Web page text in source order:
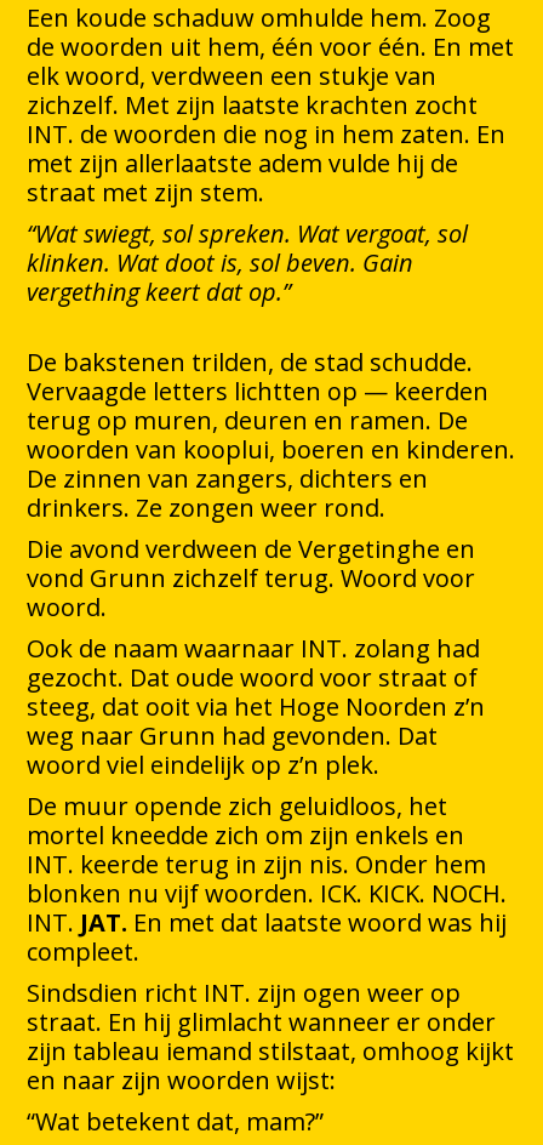
Een koude schaduw omhulde hem. Zoog
de woorden uit hem, één voor één. En met
elk woord, verdween een stukje van
zichzelf. Met zijn laatste krachten zocht
INT. de woorden die nog in hem zaten. En
met zijn allerlaatste adem vulde hij de
straat met zijn stem.
“Wat swiegt, sol spreken. Wat vergoat, sol
klinken. Wat doot is, sol beven. Gain
vergething keert dat op.”
De bakstenen trilden, de stad schudde.
Vervaagde letters lichtten op — keerden
terug op muren, deuren en ramen. De
woorden van kooplui, boeren en kinderen.
De zinnen van zangers, dichters en
drinkers. Ze zongen weer rond.
Die avond verdween de Vergetinghe en
vond Grunn zichzelf terug. Woord voor
woord.
Ook de naam waarnaar INT. zolang had
gezocht. Dat oude woord voor straat of
steeg, dat ooit via het Hoge Noorden z’n
weg naar Grunn had gevonden. Dat
woord viel eindelijk op z’n plek.
De muur opende zich geluidloos, het
mortel kneedde zich om zijn enkels en
INT. keerde terug in zijn nis. Onder hem
blonken nu vijf woorden. ICK. KICK. NOCH.
INT. JAT. En met dat laatste woord was hij
compleet.
Sindsdien richt INT. zijn ogen weer op
straat. En hij glimlacht wanneer er onder
zijn tableau iemand stilstaat, omhoog kijkt
en naar zijn woorden wijst:
“Wat betekent dat, mam?”